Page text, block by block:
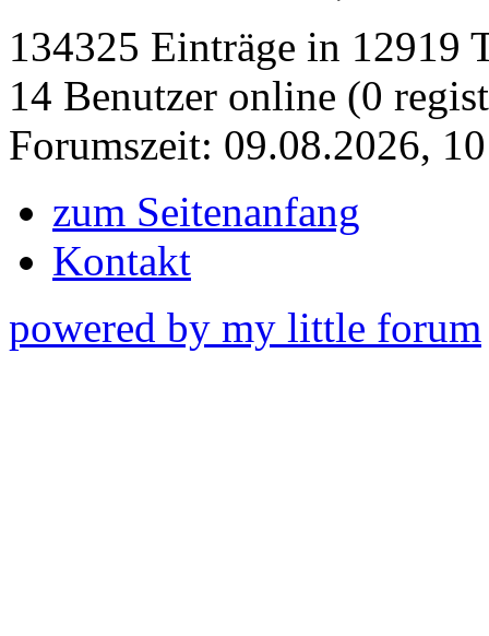
134325 Einträge in 12919
14 Benutzer online (0
Forumszeit: 09.08.2026,
zum Seitenanfang
Kontakt
powered by my little forum